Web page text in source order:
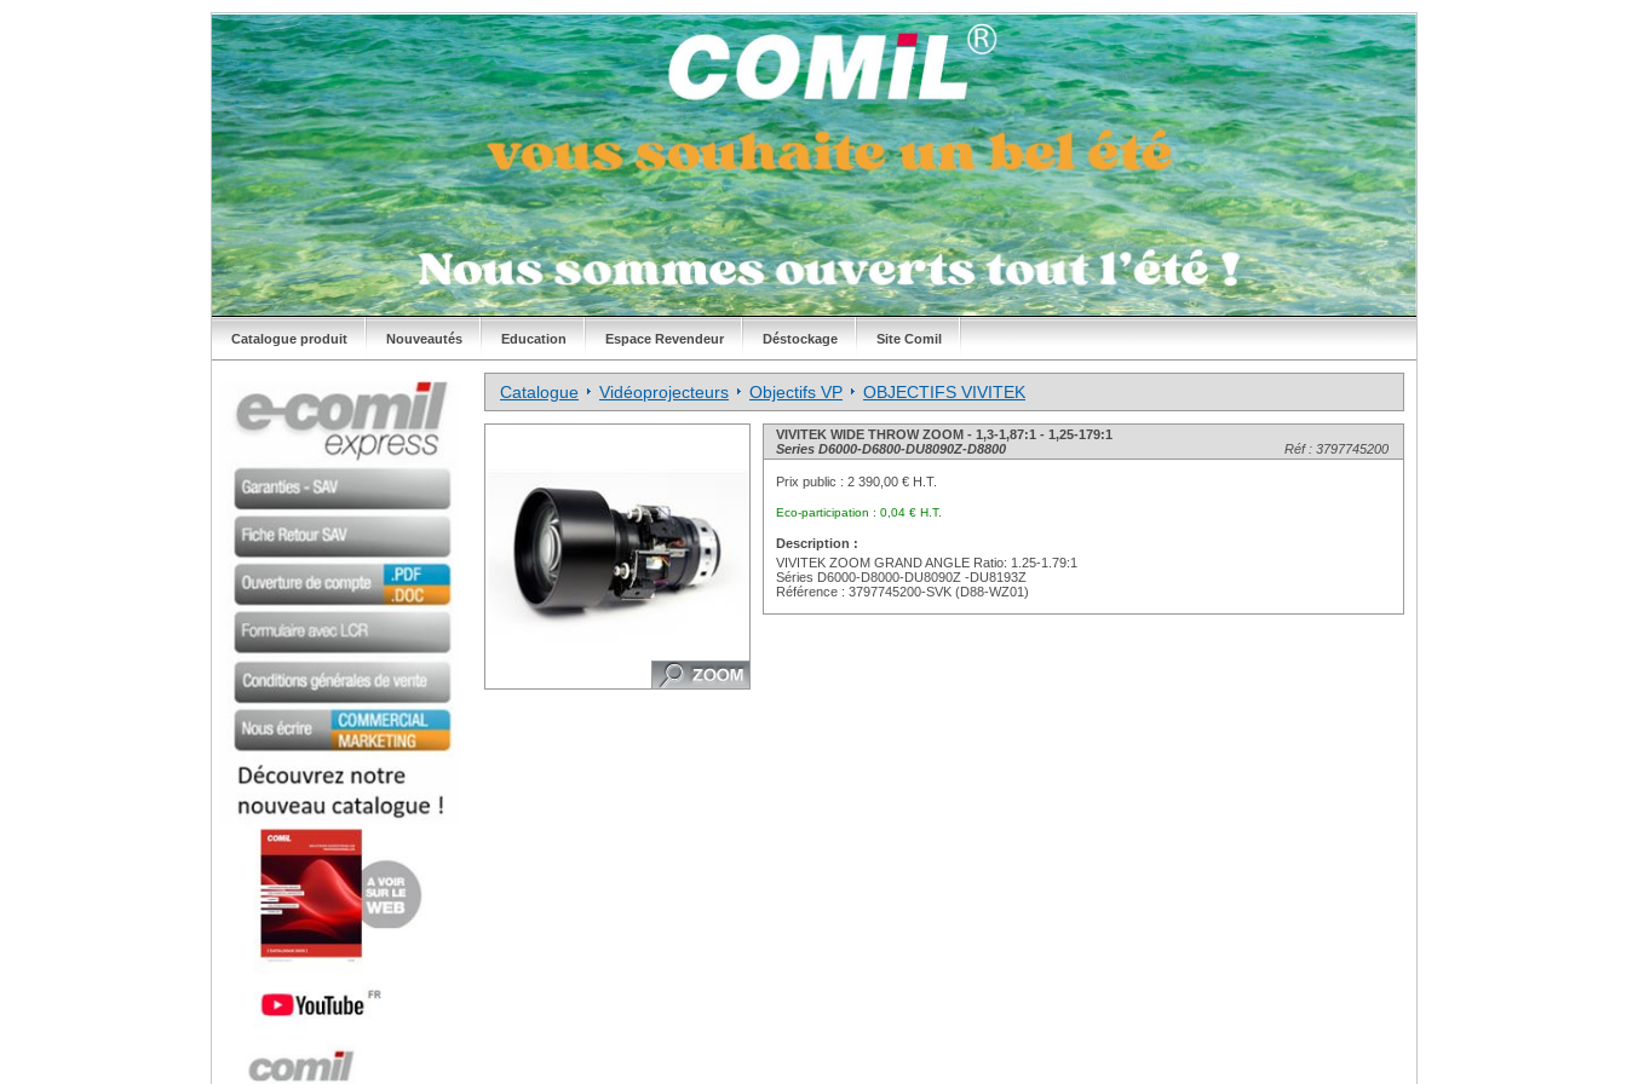
Catalogue produit Nouveautés Education Espace Revendeur Déstockage Site Comil
Catalogue Vidéoprojecteurs Objectifs VP OBJECTIFS VIVITEK
VIVITEK WIDE THROW ZOOM - 1,3-1,87:1 - 1,25-179:1
Series D6000-D6800-DU8090Z-D8800
Réf : 3797745200
Prix public : 2 390,00 € H.T.
Eco-participation : 0,04 € H.T.
Description :
VIVITEK ZOOM GRAND ANGLE Ratio: 1.25-1.79:1
Séries D6000-D8000-DU8090Z -DU8193Z
Référence : 3797745200-SVK (D88-WZ01)